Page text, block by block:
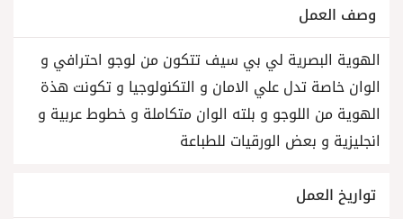
وصف العمل
الهوية البصرية لي بي سيف تتكون من لوجو احترافي و
الوان خاصة تدل علي الامان و التكنولوجيا و تكونت هذة
الهوية من اللوجو و بلته الوان متكاملة و خطوط عربية و
انجليزية و بعض الورقيات للطباعة
تواريخ العمل